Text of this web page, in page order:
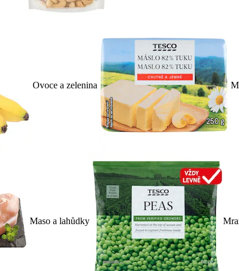
Ovoce a zelenina
Maso a lahůdky